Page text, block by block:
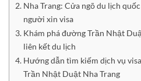
Nha Trang: Cửa ngõ du lịch
người xin visa
Khám phá đường Trần Nhật
liên kết du lịch
Hướng dẫn tìm kiếm dịch vụ
Trần Nhật Duật Nha Trang